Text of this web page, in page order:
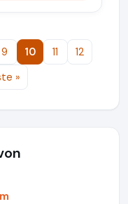
9 10 11
12
»